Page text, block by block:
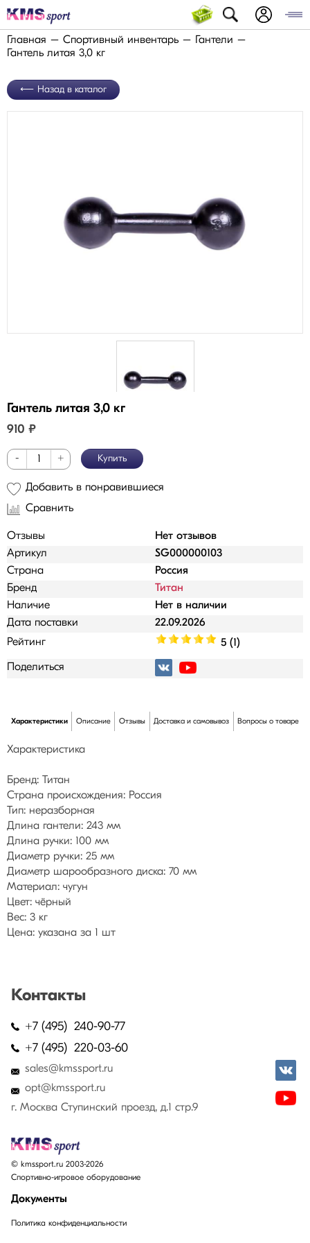
Главная Спортивный инвентарь
Гантели
Гантель литая 3,0 кг
Назад в каталог
Гантель литая 3,0 кг
910 ₽
- + Купить
Добавить в понравившиеся
Сравнить
Отзывы
Нет отзывов
Артикул
SG000000103
Страна
Россия
Бренд
Титан
Наличие
Нет в наличии
Дата поставки
22.09.2026
Рейтинг
5 (1)
Поделиться
Характеристики Описание Отзывы Доставка и самовывоз Вопросы о товаре
Характеристика
Бренд: Титан
Страна происхождения: Россия
Тип: неразборная
Длина гантели: 243 мм
Длина ручки: 100 мм
Диаметр ручки: 25 мм
Диаметр шарообразного диска: 70 мм
Материал: чугун
Цвет: чёрный
Вес: 3 кг
Цена: указана за 1 шт
Контакты
+7 (495) 240-90-77
+7 (495) 220-03-60
sales@kmssport.ru
opt@kmssport.ru
г. Москва Ступинский проезд, д.1 стр.9
© kmssport.ru 2003-2026
Спортивно-игровое оборудование
Документы
Политика конфиденциальности